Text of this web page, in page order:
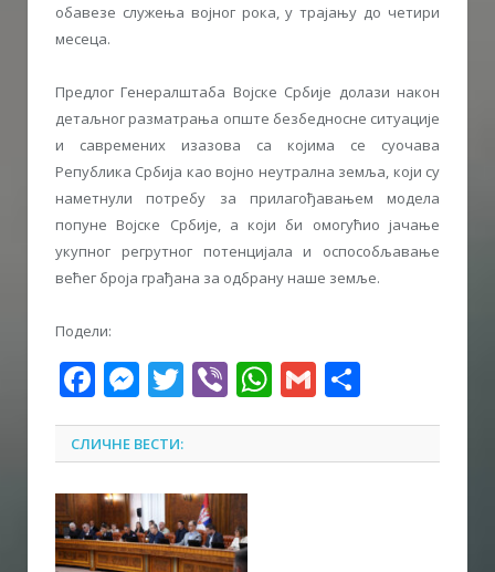
обавезе служења војног рока, у трајању до четири
месеца.
Предлог Генералштаба Војске Србије долази након
детаљног разматрања опште безбедносне ситуације
и савремених изазова са којима се суочава
Република Србија као војно неутрална земља, који су
наметнули потребу за прилагођавањем модела
попуне Војске Србије, а који би омогућио јачање
укупног регрутног потенцијала и оспособљавање
већег броја грађана за одбрану наше земље.
Подели:
Facebook
Messenger
Twitter
ViberWhatsApp
Gmail
СЛИЧНЕ ВЕСТИ: